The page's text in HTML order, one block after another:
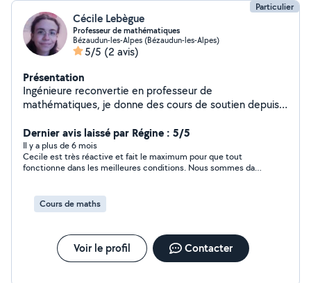
Particulier
Cécile Lebègue
Professeur de mathématiques
Bézaudun-les-Alpes (Bézaudun-les-Alpes)
5/5 (2 avis)
Présentation
Ingénieure reconvertie en professeur de
mathématiques, je donne des cours de soutien depuis
Dernier avis laissé par Régine : 5/5
Il y a plus de 6 mois
Cecile est très réactive et fait le maximum pour que tout
fonctionne dans les meilleures conditions. Nous sommes dans
Cordialement . Régine
Cours de maths
Voir le profil Contacter